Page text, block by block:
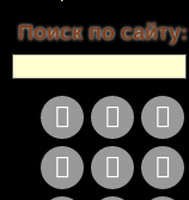
Поиск по сайту: